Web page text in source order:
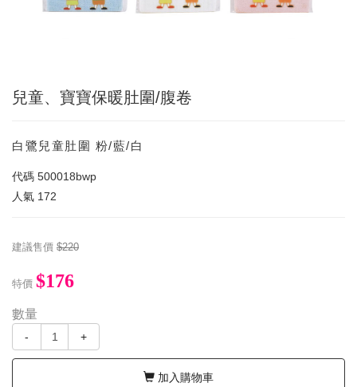
兒童、寶寶保暖肚圍/腹卷
白鷺兒童肚圍 粉/藍/白
代碼 500018bwp
人氣 172
建議售價 $220
特價 $176
數量
- +
加入購物車